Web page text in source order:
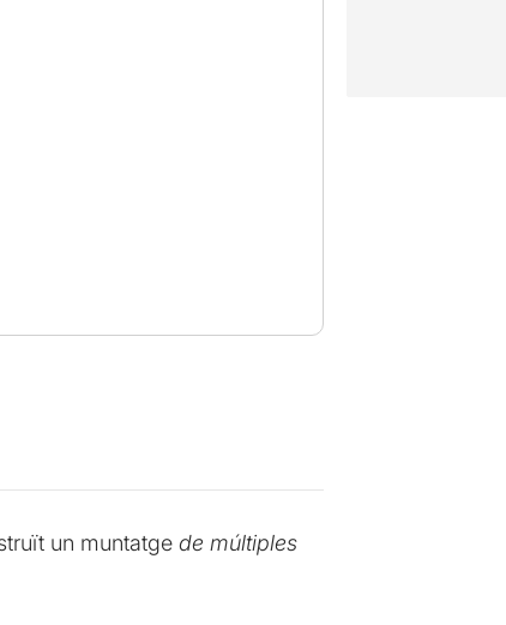
un muntatge de múltiples